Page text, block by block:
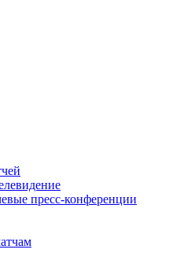
пресс-конференции